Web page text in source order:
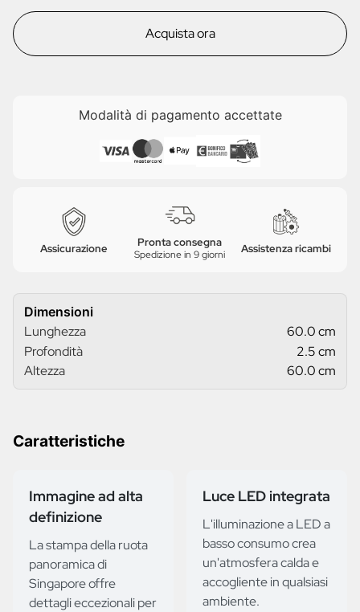
Acquista ora
Modalità di pagamento accettate
Assicurazione Pronta consegna
Spedizione in 9 giorni Assistenza ricambi
Dimensioni
Lunghezza
60.0 cm
Profondità
2.5 cm
Altezza
60.0 cm
Caratteristiche
Immagine ad alta
definizione
La stampa della ruota
panoramica di
Singapore offre
dettagli eccezionali per
Luce LED integrata
L'illuminazione a LED a
basso consumo crea
un'atmosfera calda e
accogliente in qualsiasi
ambiente.